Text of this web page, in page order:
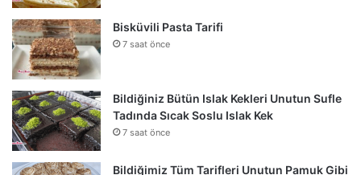
Bisküvili Pasta Tarifi
7 saat önce
Bildiğiniz Bütün Islak Kekleri Unutun Sufle
Tadında Sıcak Soslu Islak Kek
7 saat önce
Bildiğimiz Tüm Tarifleri Unutun Pamuk Gibi